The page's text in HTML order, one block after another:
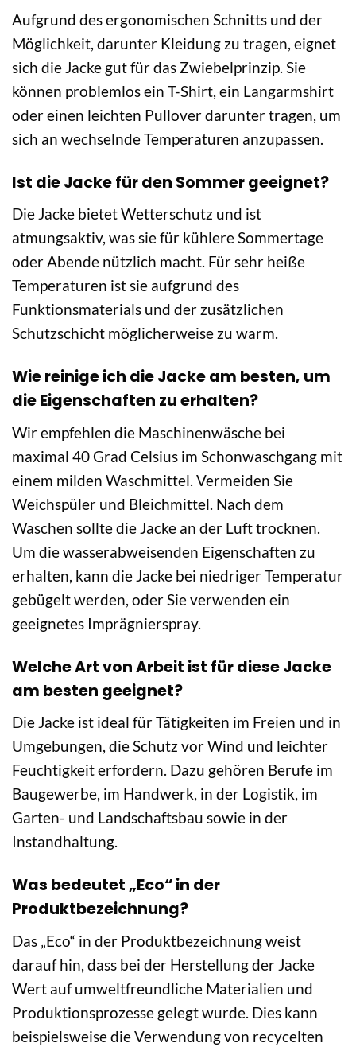
Aufgrund des ergonomischen Schnitts und der
Möglichkeit, darunter Kleidung zu tragen, eignet
sich die Jacke gut für das Zwiebelprinzip. Sie
können problemlos ein T-Shirt, ein Langarmshirt
oder einen leichten Pullover darunter tragen, um
sich an wechselnde Temperaturen anzupassen.
Ist die Jacke für den Sommer geeignet?
Die Jacke bietet Wetterschutz und ist
atmungsaktiv, was sie für kühlere Sommertage
oder Abende nützlich macht. Für sehr heiße
Temperaturen ist sie aufgrund des
Funktionsmaterials und der zusätzlichen
Schutzschicht möglicherweise zu warm.
Wie reinige ich die Jacke am besten, um
die Eigenschaften zu erhalten?
Wir empfehlen die Maschinenwäsche bei
maximal 40 Grad Celsius im Schonwaschgang mit
einem milden Waschmittel. Vermeiden Sie
Weichspüler und Bleichmittel. Nach dem
Waschen sollte die Jacke an der Luft trocknen.
Um die wasserabweisenden Eigenschaften zu
erhalten, kann die Jacke bei niedriger Temperatur
gebügelt werden, oder Sie verwenden ein
geeignetes Imprägnierspray.
Welche Art von Arbeit ist für diese Jacke
am besten geeignet?
Die Jacke ist ideal für Tätigkeiten im Freien und in
Umgebungen, die Schutz vor Wind und leichter
Feuchtigkeit erfordern. Dazu gehören Berufe im
Baugewerbe, im Handwerk, in der Logistik, im
Garten- und Landschaftsbau sowie in der
Instandhaltung.
Was bedeutet „Eco“ in der
Produktbezeichnung?
Das „Eco“ in der Produktbezeichnung weist
darauf hin, dass bei der Herstellung der Jacke
Wert auf umweltfreundliche Materialien und
Produktionsprozesse gelegt wurde. Dies kann
beispielsweise die Verwendung von recycelten